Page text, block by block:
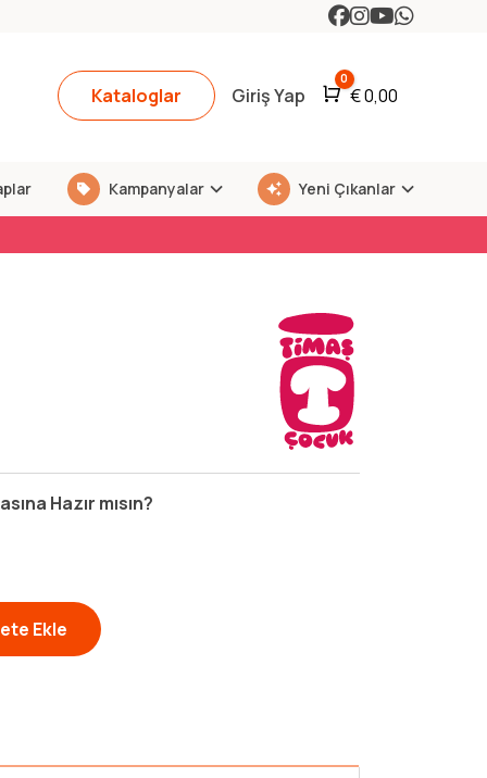
Kataloglar Giriş Yap Araba
0
€0,00
Kampanyalar Yeni Çıkanlar
Hazır mısın?
Ekle